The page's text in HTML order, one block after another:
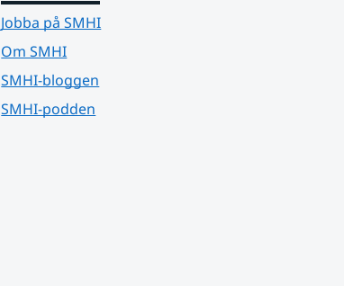
Jobba på SMHI
Om SMHI
SMHI-bloggen
SMHI-podden